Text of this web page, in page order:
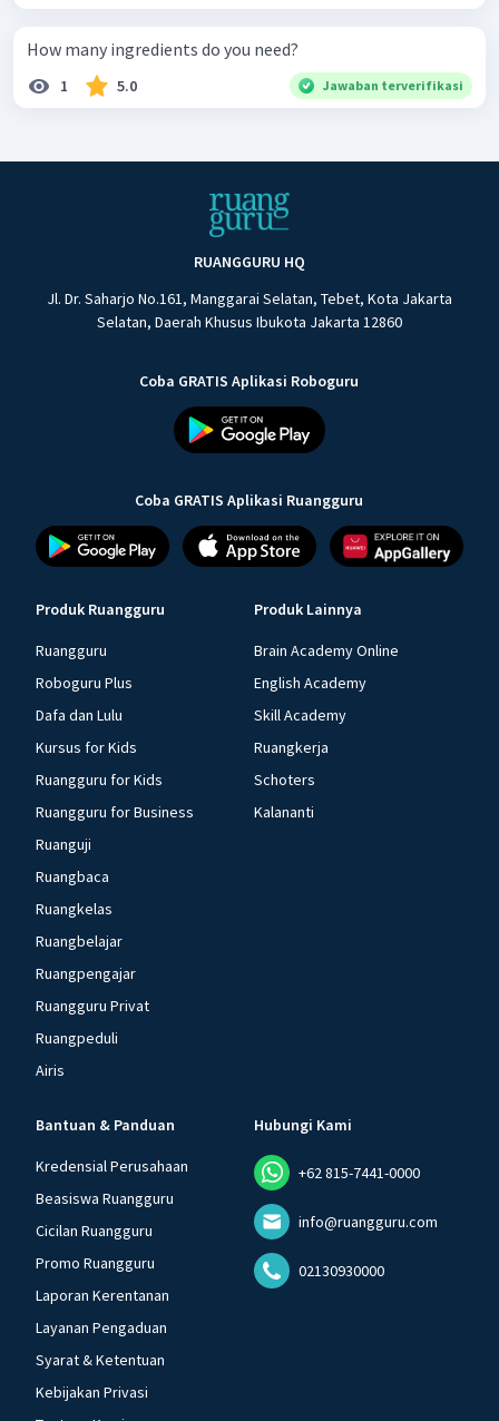
How many ingredients do you need?
1 5.0 Jawaban terverifikasi
RUANGGURU HQ
Jl. Dr. Saharjo No.161, Manggarai Selatan, Tebet, Kota Jakarta
Selatan, Daerah Khusus Ibukota Jakarta 12860
Coba GRATIS Aplikasi Roboguru
Coba GRATIS Aplikasi Ruangguru
Produk Ruangguru
Ruangguru
Roboguru Plus
Dafa dan Lulu
Kursus for Kids
Ruangguru for Kids
Ruangguru for Business
Ruanguji
Ruangbaca
Ruangkelas
Ruangbelajar
Ruangpengajar
Ruangguru Privat
Ruangpeduli
Airis
Produk Lainnya
Brain Academy Online
English Academy
Skill Academy
Ruangkerja
Schoters
Kalananti
Bantuan & Panduan
Kredensial Perusahaan
Beasiswa Ruangguru
Cicilan Ruangguru
Promo Ruangguru
Laporan Kerentanan
Layanan Pengaduan
Syarat & Ketentuan
Kebijakan Privasi
Hubungi Kami
+62 815-7441-0000
info@ruangguru.com
02130930000